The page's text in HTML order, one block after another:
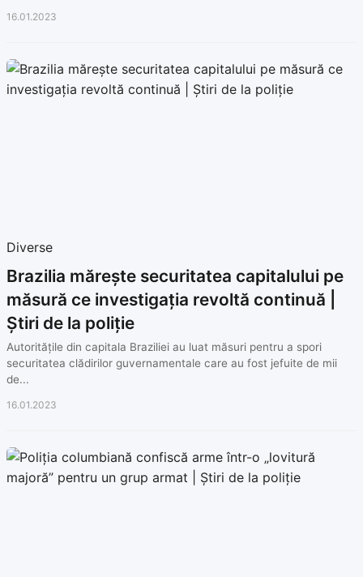
16.01.2023
Diverse
Brazilia mărește securitatea capitalului pe
măsură ce investigația revoltă continuă |
Știri de la poliție
Autoritățile din capitala Braziliei au luat măsuri pentru a spori
securitatea clădirilor guvernamentale care au fost jefuite de mii
de...
16.01.2023